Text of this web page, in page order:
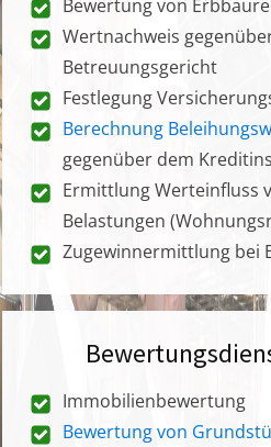
Bewertung von
Wertnachweis
Betreuungsgericht
Festlegung
Berechnung
gegenüber dem
Ermittlung Werteinfluss
Belastungen
Zugewinnermittlung bei
Immobilienbewertung
Bewertung von